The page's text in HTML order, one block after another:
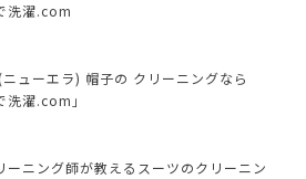
洗濯.com
ューエラ) 帽子の クリーニングなら
洗濯.com」
ーニング師が教えるスーツのクリーニン